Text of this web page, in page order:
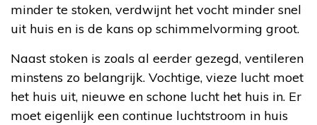
minder te stoken, verdwijnt het vocht minder snel
uit huis en is de kans op schimmelvorming groot.
Naast stoken is zoals al eerder gezegd, ventileren
minstens zo belangrijk. Vochtige, vieze lucht moet
het huis uit, nieuwe en schone lucht het huis in. Er
moet eigenlijk een continue luchtstroom in huis